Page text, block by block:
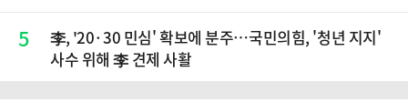
5
李, '20·30 민심' 확보에 분주…국민의힘, '청년 지지'
사수 위해 李 견제 사활